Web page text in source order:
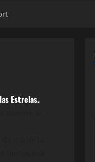
Estrelas.